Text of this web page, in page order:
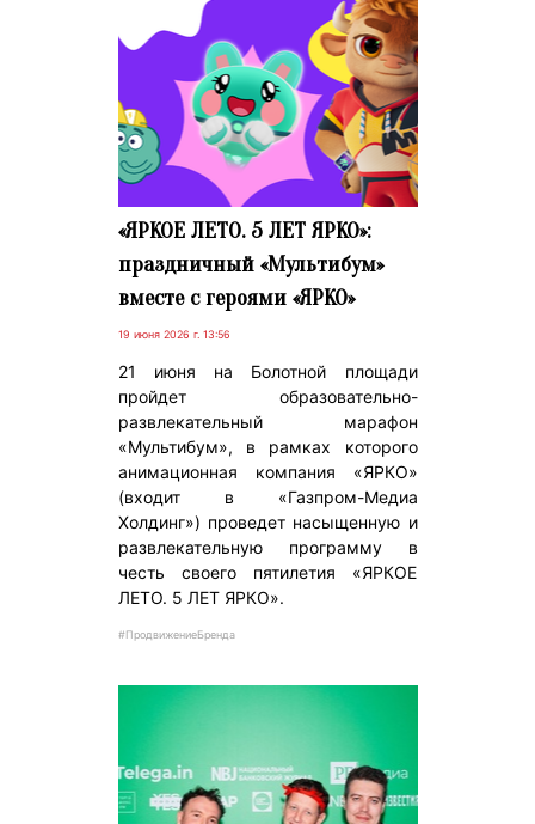
«ЯРКОЕ ЛЕТО. 5 ЛЕТ ЯРКО»:
праздничный «Мультибум»
вместе с героями «ЯРКО»
19 июня 2026 г. 13:56
21 июня на Болотной площади
пройдет образовательно-
развлекательный марафон
«Мультибум», в рамках которого
анимационная компания «ЯРКО»
(входит в «Газпром-Медиа
Холдинг») проведет насыщенную и
развлекательную программу в
честь своего пятилетия «ЯРКОЕ
ЛЕТО. 5 ЛЕТ ЯРКО».
#ПродвижениеБренда